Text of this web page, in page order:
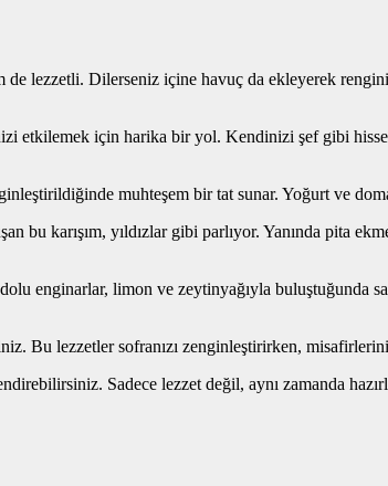
de lezzetli. Dilerseniz içine havuç da ekleyerek
etkilemek için harika bir yol. Kendinizi şef gibi
muhteşem bir tat sunar. Yoğurt ve
bu karışım, yıldızlar gibi parlıyor. Yanında pita
enginarlar, limon ve zeytinyağıyla buluştuğunda
Bu lezzetler sofranızı zenginleştirirken,
Sadece lezzet değil, aynı zamanda